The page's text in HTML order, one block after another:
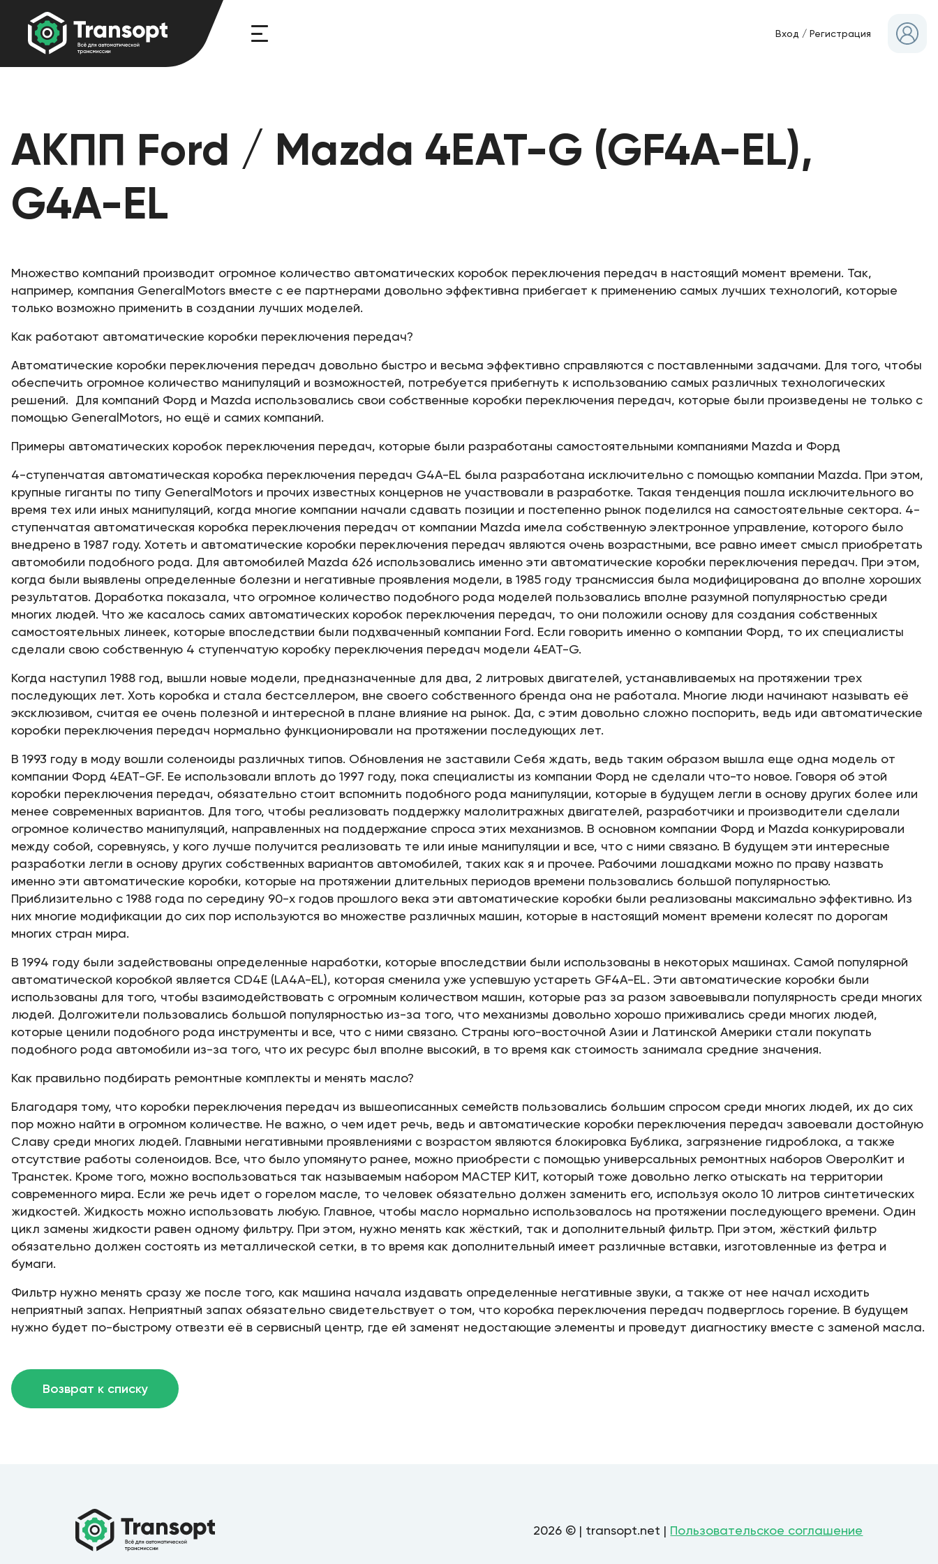
Вход /Регистрация
АКПП Ford / Mazda 4EAT-G (GF4A-EL),
G4A-EL
Множество компаний производит огромное количество автоматических коробок переключения передач в настоящий момент времени. Так,
например, компания GeneralMotors вместе с ее партнерами довольно эффективна прибегает к применению самых лучших технологий, которые
только возможно применить в создании лучших моделей.
Как работают автоматические коробки переключения передач?
Автоматические коробки переключения передач довольно быстро и весьма эффективно справляются с поставленными задачами. Для того, чтобы
обеспечить огромное количество манипуляций и возможностей, потребуется прибегнуть к использованию самых различных технологических
решений. Для компаний Форд и Mazda использовались свои собственные коробки переключения передач, которые были произведены не только с
помощью GeneralMotors, но ещё и самих компаний.
Примеры автоматических коробок переключения передач, которые были разработаны самостоятельными компаниями Mazda и Форд
4-ступенчатая автоматическая коробка переключения передач G4A-EL была разработана исключительно с помощью компании Mazda. При этом,
крупные гиганты по типу GeneralMotors и прочих известных концернов не участвовали в разработке. Такая тенденция пошла исключительного во
время тех или иных манипуляций, когда многие компании начали сдавать позиции и постепенно рынок поделился на самостоятельные сектора. 4-
ступенчатая автоматическая коробка переключения передач от компании Mazda имела собственную электронное управление, которого было
внедрено в 1987 году. Хотеть и автоматические коробки переключения передач являются очень возрастными, все равно имеет смысл приобретать
автомобили подобного рода. Для автомобилей Mazda 626 использовались именно эти автоматические коробки переключения передач. При этом,
когда были выявлены определенные болезни и негативные проявления модели, в 1985 году трансмиссия была модифицирована до вполне хороших
результатов. Доработка показала, что огромное количество подобного рода моделей пользовались вполне разумной популярностью среди
многих людей. Что же касалось самих автоматических коробок переключения передач, то они положили основу для создания собственных
самостоятельных линеек, которые впоследствии были подхваченный компании Ford. Если говорить именно о компании Форд, то их специалисты
сделали свою собственную 4 ступенчатую коробку переключения передач модели 4EAT-G.
Когда наступил 1988 год, вышли новые модели, предназначенные для два, 2 литровых двигателей, устанавливаемых на протяжении трех
последующих лет. Хоть коробка и стала бестселлером, вне своего собственного бренда она не работала. Многие люди начинают называть её
эксклюзивом, считая ее очень полезной и интересной в плане влияние на рынок. Да, с этим довольно сложно поспорить, ведь иди автоматические
коробки переключения передач нормально функционировали на протяжении последующих лет.
В 1993 году в моду вошли соленоиды различных типов. Обновления не заставили Себя ждать, ведь таким образом вышла еще одна модель от
компании Форд 4EAT-GF. Ее использовали вплоть до 1997 году, пока специалисты из компании Форд не сделали что-то новое. Говоря об этой
коробки переключения передач, обязательно стоит вспомнить подобного рода манипуляции, которые в будущем легли в основу других более или
менее современных вариантов. Для того, чтобы реализовать поддержку малолитражных двигателей, разработчики и производители сделали
огромное количество манипуляций, направленных на поддержание спроса этих механизмов. В основном компании Форд и Mazda конкурировали
между собой, соревнуясь, у кого лучше получится реализовать те или иные манипуляции и все, что с ними связано. В будущем эти интересные
разработки легли в основу других собственных вариантов автомобилей, таких как я и прочее. Рабочими лошадками можно по праву назвать
именно эти автоматические коробки, которые на протяжении длительных периодов времени пользовались большой популярностью.
Приблизительно с 1988 года по середину 90-х годов прошлого века эти автоматические коробки были реализованы максимально эффективно. Из
них многие модификации до сих пор используются во множестве различных машин, которые в настоящий момент времени колесят по дорогам
многих стран мира.
В 1994 году были задействованы определенные наработки, которые впоследствии были использованы в некоторых машинах. Самой популярной
автоматической коробкой является CD4E (LA4A-EL), которая сменила уже успевшую устареть GF4A-EL. Эти автоматические коробки были
использованы для того, чтобы взаимодействовать с огромным количеством машин, которые раз за разом завоевывали популярность среди многих
людей. Долгожители пользовались большой популярностью из-за того, что механизмы довольно хорошо приживались среди многих людей,
которые ценили подобного рода инструменты и все, что с ними связано. Страны юго-восточной Азии и Латинской Америки стали покупать
подобного рода автомобили из-за того, что их ресурс был вполне высокий, в то время как стоимость занимала средние значения.
Как правильно подбирать ремонтные комплекты и менять масло?
Благодаря тому, что коробки переключения передач из вышеописанных семейств пользовались большим спросом среди многих людей, их до сих
пор можно найти в огромном количестве. Не важно, о чем идет речь, ведь и автоматические коробки переключения передач завоевали достойную
Славу среди многих людей. Главными негативными проявлениями с возрастом являются блокировка Бублика, загрязнение гидроблока, а также
отсутствие работы соленоидов. Все, что было упомянуто ранее, можно приобрести с помощью универсальных ремонтных наборов ОверолКит и
Транстек. Кроме того, можно воспользоваться так называемым набором МАСТЕР КИТ, который тоже довольно легко отыскать на территории
современного мира. Если же речь идет о горелом масле, то человек обязательно должен заменить его, используя около 10 литров синтетических
жидкостей. Жидкость можно использовать любую. Главное, чтобы масло нормально использовалось на протяжении последующего времени. Один
цикл замены жидкости равен одному фильтру. При этом, нужно менять как жёсткий, так и дополнительный фильтр. При этом, жёсткий фильтр
обязательно должен состоять из металлической сетки, в то время как дополнительный имеет различные вставки, изготовленные из фетра и
бумаги.
Фильтр нужно менять сразу же после того, как машина начала издавать определенные негативные звуки, а также от нее начал исходить
неприятный запах. Неприятный запах обязательно свидетельствует о том, что коробка переключения передач подверглось горение. В будущем
нужно будет по-быстрому отвезти её в сервисный центр, где ей заменят недостающие элементы и проведут диагностику вместе с заменой масла.
Возврат к списку
2026 © | transopt.net | Пользовательское соглашение